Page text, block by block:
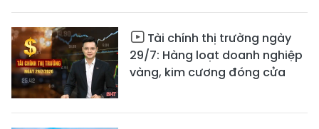
Tài chính thị trường ngày
29/7: Hàng loạt doanh nghiệp
vàng, kim cương đóng cửa